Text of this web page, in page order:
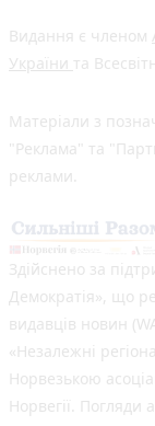
Видання є членом
України та
Матеріали з
"Реклама" та
реклами.
Здійснено за
Демократія», що
видавців новин
«Незалежні
Норвезькою
Норвегії. Погляди